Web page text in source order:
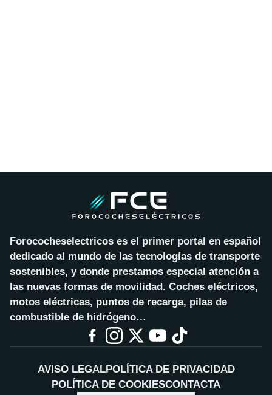
Forococheselectricos es el primer portal en español
dedicado al mundo de las tecnologías de transporte
sostenibles, y donde prestamos especial atención a
las nuevas formas de movilidad. Coches eléctricos,
motos eléctricas, puntos de recarga, pilas de
combustible de hidrógeno…
AVISO LEGALPOLÍTICA DE PRIVACIDAD
POLÍTICA DE COOKIESCONTACTA